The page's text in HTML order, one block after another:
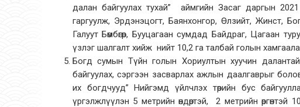
далан байгуулах тухай” аймгийн Засаг даргын
гаргуулж, Эрдэнэцогт, Баянхонгор, Өлзийт, Жинст,
Галуут Бөмбөгөр, Бууцагаан сумдад Байдраг, Цагаан
үзлэг шалгалт хийж нийт 10,2 га талбай голын
Богд сумын Түйн голын Хориултын хуучин
байгуулах, сэргээн засварлах ажлын даалгаврыг
их богдчууд” Нийгэмд үйлчлэх төрийн бус
үргэлжлүүлэн 5 метрийн өндөртэй, 2 метрийн